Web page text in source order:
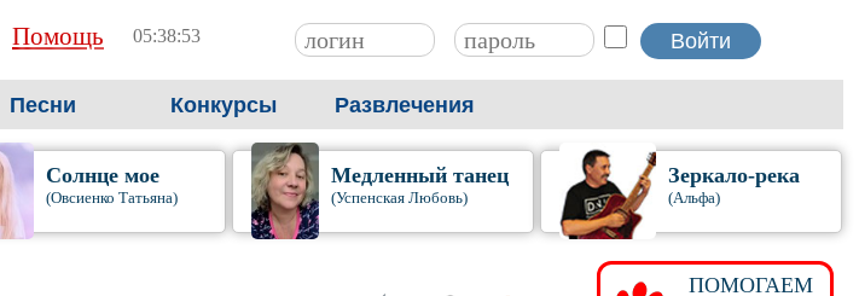
Помощь 05:38:54
Песни Конкурсы Развлечения
Солнце мое
(Овсиенко Татьяна)
Медленный танец
(Успенская Любовь)
Зеркало-река
(Альфа)
ПОМОГАЕМ